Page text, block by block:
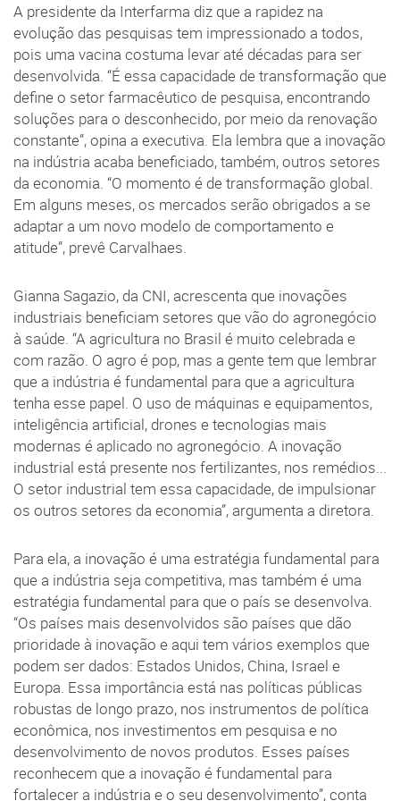
A presidente da Interfarma diz que a rapidez na
evolução das pesquisas tem impressionado a todos,
pois uma vacina costuma levar até décadas para ser
desenvolvida. “É essa capacidade de transformação que
define o setor farmacêutico de pesquisa, encontrando
soluções para o desconhecido, por meio da renovação
constante”, opina a executiva. Ela lembra que a inovação
na indústria acaba beneficiado, também, outros setores
da economia. “O momento é de transformação global.
Em alguns meses, os mercados serão obrigados a se
adaptar a um novo modelo de comportamento e
atitude”, prevê Carvalhaes.
Gianna Sagazio, da CNI, acrescenta que inovações
industriais beneficiam setores que vão do agronegócio
à saúde. “A agricultura no Brasil é muito celebrada e
com razão. O agro é pop, mas a gente tem que lembrar
que a indústria é fundamental para que a agricultura
tenha esse papel. O uso de máquinas e equipamentos,
inteligência artificial, drones e tecnologias mais
modernas é aplicado no agronegócio. A inovação
industrial está presente nos fertilizantes, nos remédios...
O setor industrial tem essa capacidade, de impulsionar
os outros setores da economia”, argumenta a diretora.
Para ela, a inovação é uma estratégia fundamental para
que a indústria seja competitiva, mas também é uma
estratégia fundamental para que o país se desenvolva.
“Os países mais desenvolvidos são países que dão
prioridade à inovação e aqui tem vários exemplos que
podem ser dados: Estados Unidos, China, Israel e
Europa. Essa importância está nas políticas públicas
robustas de longo prazo, nos instrumentos de política
econômica, nos investimentos em pesquisa e no
desenvolvimento de novos produtos. Esses países
reconhecem que a inovação é fundamental para
fortalecer a indústria e o seu desenvolvimento”, conta